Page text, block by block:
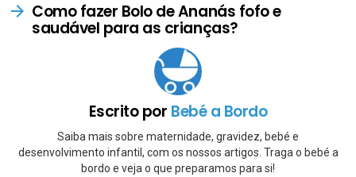
Como fazer Bolo de Ananás fofo e
saudável para as crianças?
Escrito por Bebé a Bordo
Saiba mais sobre maternidade, gravidez, bebé e
desenvolvimento infantil, com os nossos artigos. Traga o bebé a
bordo e veja o que preparamos para si!